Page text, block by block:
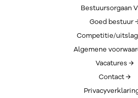
Bestuursorgaan
Goed bestuur
Competitie/
Algemene
Vacatures →
Contact →